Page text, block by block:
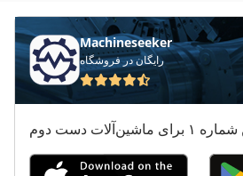
Machineseeker
رایگان در فروشگاه